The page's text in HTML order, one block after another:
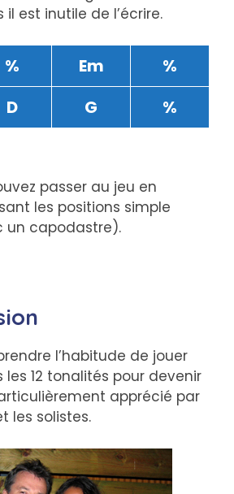
est inutile de l’écrire.
% Em
%
D G %
passer au jeu en
les positions simple
un capodastre).
l’habitude de jouer
les 12 tonalités pour devenir
apprécié par
les solistes.